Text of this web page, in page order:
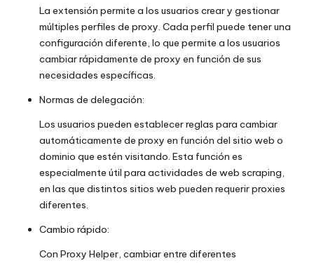
La extensión permite a los usuarios crear y gestionar
múltiples perfiles de proxy. Cada perfil puede tener una
configuración diferente, lo que permite a los usuarios
cambiar rápidamente de proxy en función de sus
necesidades específicas.
Normas de delegación:
Los usuarios pueden establecer reglas para cambiar
automáticamente de proxy en función del sitio web o
dominio que estén visitando. Esta función es
especialmente útil para actividades de web scraping,
en las que distintos sitios web pueden requerir proxies
diferentes.
Cambio rápido:
Con Proxy Helper, cambiar entre diferentes